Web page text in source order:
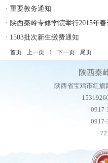
重要教务通知
陕西秦岭专修学院举行2015年
1503批次新生缴费通知
首页 上一页 1 下一页 尾页
陕西秦
陕西省宝鸡市红旗
0917-
0917-